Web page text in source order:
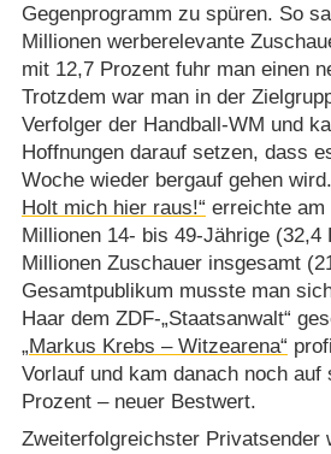
Gegenprogramm zu spüren. So
Millionen werberelevante
mit 12,7 Prozent fuhr man einen
Trotzdem war man in der
Verfolger der Handball-WM und
Hoffnungen darauf setzen, dass
Woche wieder bergauf gehen wird.
Holt mich hier raus!“ erreichte am
Millionen 14- bis 49-Jährige (32,4
Millionen Zuschauer insgesamt
Gesamtpublikum musste man
Haar dem ZDF-„Staatsanwalt“
„Markus Krebs – Witzearena“
Vorlauf und kam danach noch auf
Prozent – neuer Bestwert.
Zweiterfolgreichster Privatsender